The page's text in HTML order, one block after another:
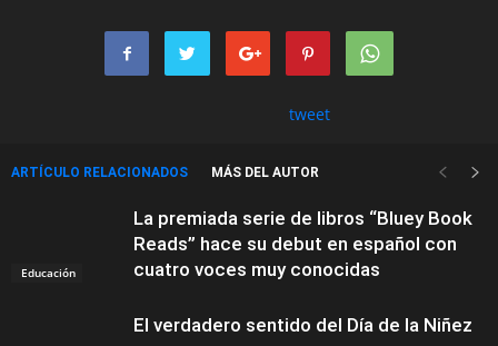
tweet
ARTÍCULO RELACIONADOS MÁS DEL AUTOR
Educación
La premiada serie de libros “Bluey Book
Reads” hace su debut en español con
cuatro voces muy conocidas
El verdadero sentido del Día de la Niñez